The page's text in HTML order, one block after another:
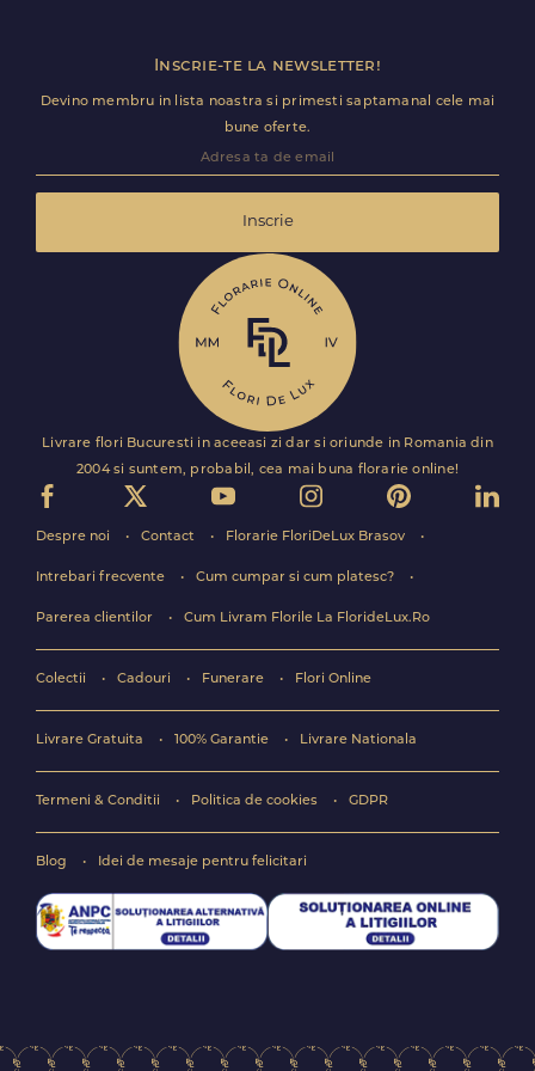
Inscrie-te la newsletter!
Devino membru in lista noastra si primesti saptamanal cele mai
bune oferte.
Inscrie
Livrare flori Bucuresti in aceeasi zi dar si oriunde in Romania din
2004 si suntem, probabil, cea mai buna florarie online!
Despre noi Contact Florarie FloriDeLux Brasov
Intrebari frecvente Cum cumpar si cum platesc?
Parerea clientilor Cum Livram Florile La FlorideLux.Ro
Colectii Cadouri Funerare Flori Online
Livrare Gratuita 100% Garantie Livrare Nationala
Termeni & Conditii Politica de cookies GDPR
Blog Idei de mesaje pentru felicitari